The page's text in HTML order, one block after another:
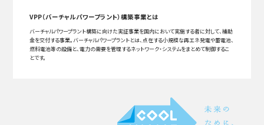
VPP（バーチャルパワープラント）構築事業とは
バーチャルパワープラント構築に向けた実証事業を国内において実施する者に対して、補助
金を交付する事業。バーチャルパワープラントとは、点在する小規模な再エネ発電や蓄電池、
燃料電池等の設備と、電力の需要を管理するネットワーク・システムをまとめて制御するこ
とです。